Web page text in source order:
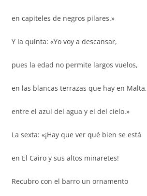
en capiteles de negros pilares.»
Y la quinta: «Yo voy a descansar,
pues la edad no permite largos vuelos,
en las blancas terrazas que hay en Malta,
entre el azul del agua y el del cielo.»
La sexta: «¡Hay que ver qué bien se está
en El Cairo y sus altos minaretes!
Recubro con el barro un ornamento